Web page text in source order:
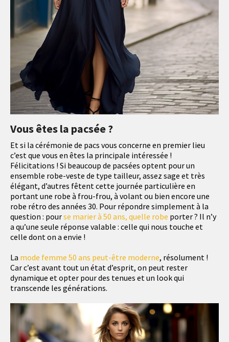
Vous êtes la pacsée ?
Et si la cérémonie de pacs vous concerne en premier lieu
c’est que vous en êtes la principale intéressée !
Félicitations ! Si beaucoup de pacsées optent pour un
ensemble robe-veste de type tailleur, assez sage et très
élégant, d’autres fêtent cette journée particulière en
portant une robe à frou-frou, à volant ou bien encore une
robe rétro des années 30. Pour répondre simplement à la
question : pourse marier à 50 ans, quelle robe porter ? Il n’y
a qu’une seule réponse valable : celle qui nous touche et
celle dont on a envie !
La mode femme 50 ans peut-être moderne, résolument !
Car c’est avant tout un état d’esprit, on peut rester
dynamique et opter pour des tenues et un look qui
transcende les générations.